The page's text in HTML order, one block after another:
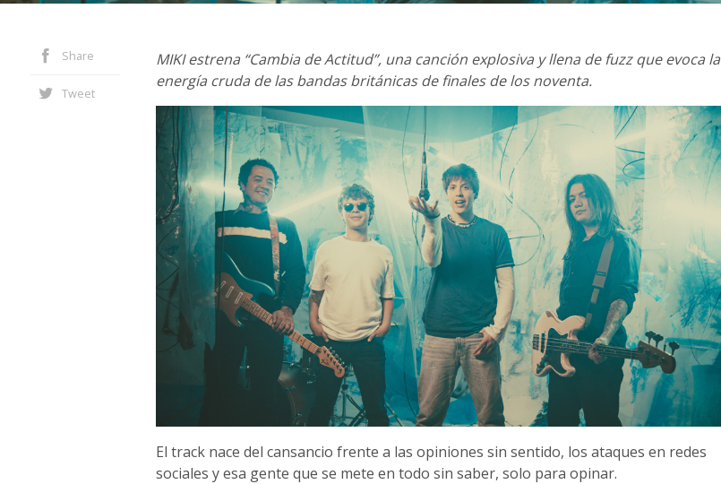
Share
Tweet
MIKI estrena “Cambia de Actitud”, una canción explosiva y llena de fuzz que evoca la
energía cruda de las bandas británicas de finales de los noventa.
El track nace del cansancio frente a las opiniones sin sentido, los ataques en redes
sociales y esa gente que se mete en todo sin saber, solo para opinar.